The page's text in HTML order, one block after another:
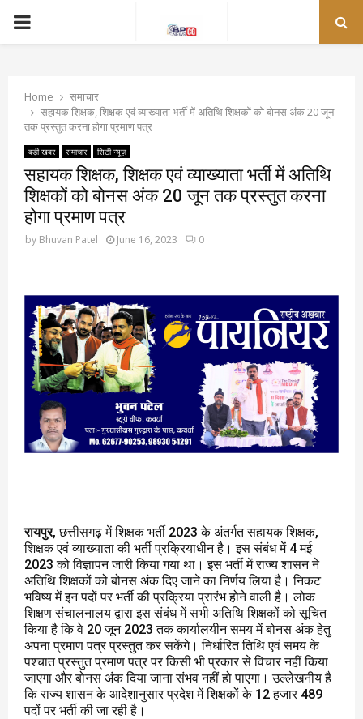
PRIMARY
Home
समाचार
सहायक शिक्षक, शिक्षक एवं व्याख्याता भर्ती में अतिथि शिक्षकों को बोनस अंक 20 जून
तक प्रस्तुत करना होगा प्रमाण पत्र
बड़ी खबर समाचार सिटी न्यूज़
सहायक शिक्षक, शिक्षक एवं व्याख्याता भर्ती में अतिथि
शिक्षकों को बोनस अंक 20 जून तक प्रस्तुत करना
होगा प्रमाण पत्र
by Bhuvan Patel June 16, 2023 0
रायपुर, छत्तीसगढ़ में शिक्षक भर्ती 2023 के अंतर्गत सहायक शिक्षक,
शिक्षक एवं व्याख्याता की भर्ती प्रक्रियाधीन है। इस संबंध में 4 मई
2023 को विज्ञापन जारी किया गया था। इस भर्ती में राज्य शासन ने
अतिथि शिक्षकों को बोनस अंक दिए जाने का निर्णय लिया है। निकट
भविष्य में इन पदों पर भर्ती की प्रक्रिया प्रारंभ होने वाली है। लोक
शिक्षण संचालनालय द्वारा इस संबंध में सभी अतिथि शिक्षकों को सूचित
किया है कि वे 20 जून 2023 तक कार्यालयीन समय में बोनस अंक हेतु
अपना प्रमाण पत्र प्रस्तुत कर सकेंगे। निर्धारित तिथि एवं समय के
पश्चात प्रस्तुत प्रमाण पत्र पर किसी भी प्रकार से विचार नहीं किया
जाएगा और बोनस अंक दिया जाना संभव नहीं हो पाएगा। उल्लेखनीय है
कि राज्य शासन के आदेशानुसार प्रदेश में शिक्षकों के 12 हजार 489
पदों पर भर्ती की जा रही है।